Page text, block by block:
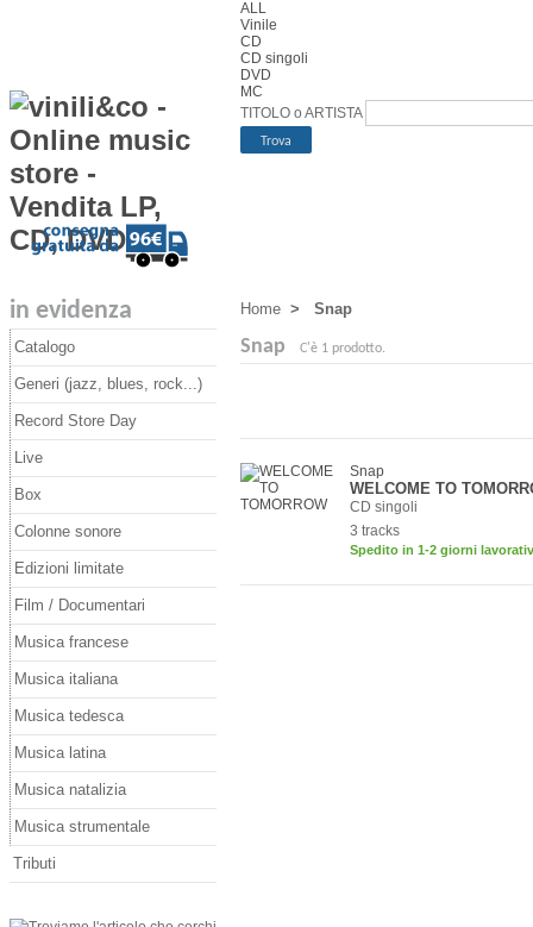
ALL
Vinile
CD
CD singoli
DVD
MC
TITOLO o ARTISTA
in evidenza
Catalogo
Generi (jazz, blues, rock...)
Record Store Day
Live
Box
Colonne sonore
Edizioni limitate
Film / Documentari
Musica francese
Musica italiana
Musica tedesca
Musica latina
Musica natalizia
Musica strumentale
Tributi
Home > Snap
Snap C'è 1 prodotto.
Snap
WELCOME TO
CD singoli
3 tracks
Spedito in 1-2 giorni